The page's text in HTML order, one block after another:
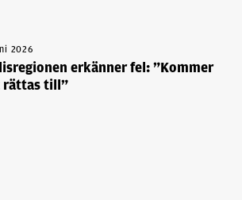
2026
erkänner fel: ”Kommer
rättas till”